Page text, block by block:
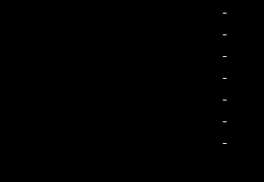
-
-
-
-
-
-
-